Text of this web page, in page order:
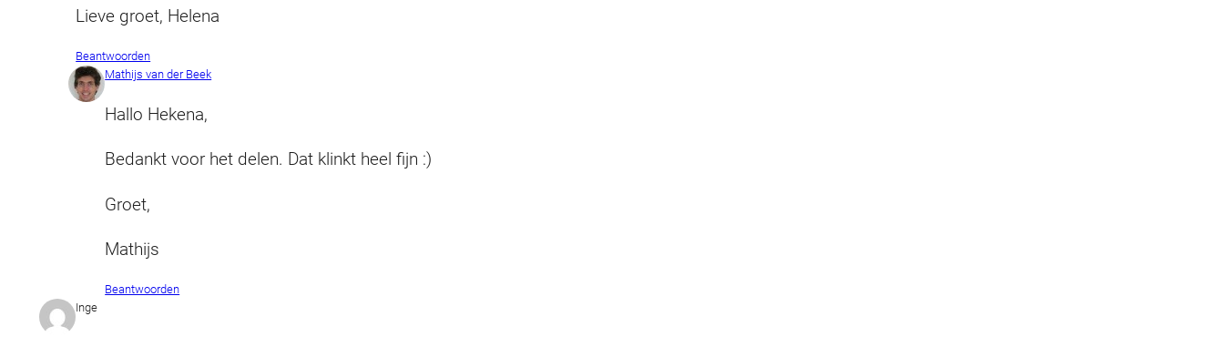
Lieve groet, Helena
Beantwoorden
Mathijs van der Beek
Hallo Hekena,
Bedankt voor het delen. Dat klinkt heel fijn :)
Groet,
Mathijs
Beantwoorden
Inge